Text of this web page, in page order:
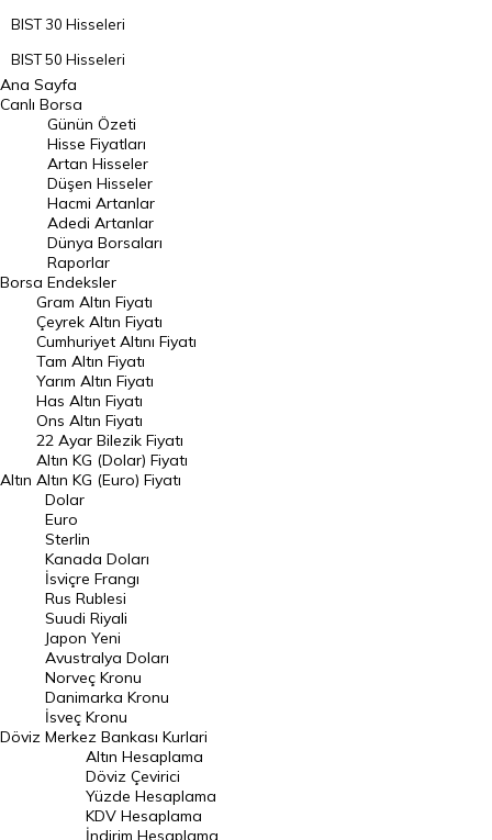
BIST 30 Hisseleri
BIST 50 Hisseleri
BIST 100 Hisseleri
En Çok Artan Hisseler
En Çok Düşen Hisseler
Hacmi Artanlar
Geçmiş Kapanışlar
Dünya Borsaları
Raporlar
Endeksler
DÖVİZ
Döviz Kuru
Dolar Kuru
Euro Kuru
Pound Kuru
Frank Kuru
Riyal Kuru
Avustralya Doları
Danimarka Kronu Kuru
Kanada Doları Kuru
Norveç Kronu Kuru
İsveç Kronu Kuru
Japon Yeni Kuru
Ana Sayfa
Canlı Borsa
Borsa
Günün Özeti
Hisse Fiyatları
Artan Hisseler
Düşen Hisseler
Hacmi Artanlar
Adedi Artanlar
Dünya Borsaları
Raporlar
Endeksler
Altın
Gram Altın Fiyatı
Çeyrek Altın Fiyatı
Cumhuriyet Altını Fiyatı
Tam Altın Fiyatı
Yarım Altın Fiyatı
Has Altın Fiyatı
Ons Altın Fiyatı
22 Ayar Bilezik Fiyatı
Altın KG (Dolar) Fiyatı
Altın KG (Euro) Fiyatı
Döviz
Dolar
Euro
Sterlin
Kanada Doları
İsviçre Frangı
Rus Rublesi
Suudi Riyali
Japon Yeni
Avustralya Doları
Norveç Kronu
Danimarka Kronu
İsveç Kronu
Merkez Bankası Kurlari
Altın Hesaplama
Döviz Çevirici
Yüzde Hesaplama
KDV Hesaplama
İndirim Hesaplama